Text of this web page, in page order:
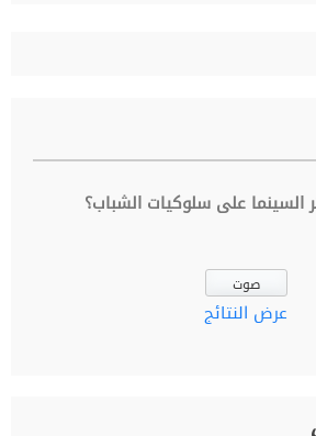
السينما على سلوكيات الشباب؟
عرض النتائج